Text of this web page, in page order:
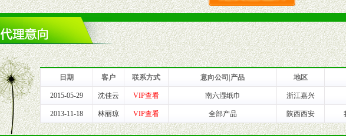
及经营理念，有良好的商业道德，良好的商誉，良好的市场网络的公司及销售自然人。
最低渠道价格，统一最低零售价销售，保证良性的价格体系，保证均衡的利润体系。
金实力，良好的商业信誉，具备地理区位优势。
销商利益，不得窜货。
支持
务拓展能手、专业营养师、儿童营养专家为客户提供包括销售、营养、售后服务等各项专业培
持
日期 客户 联系方式 意向公司|产品 地区
2015-05-29 沈佳云 VIP查看 南六湿纸巾 浙江嘉兴
2013-11-18 林丽琼 VIP查看 全部产品 陕西西安